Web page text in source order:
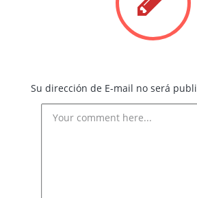
Su dirección de E-mail no será